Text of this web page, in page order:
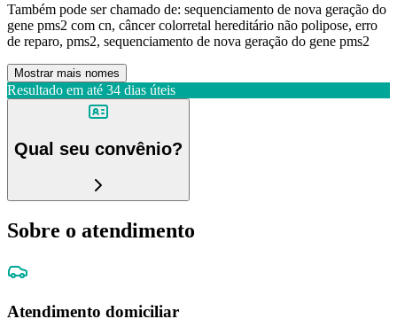
Também pode ser chamado de: sequenciamento de nova geração do
gene pms2 com cn, câncer colorretal hereditário não polipose, erro
de reparo, pms2, sequenciamento de nova geração do gene pms2
Mostrar mais nomes
Resultado em até 34 dias úteis
Qual seu convênio?
Sobre o atendimento
Atendimento domiciliar